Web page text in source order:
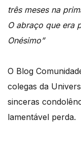
três meses na
O abraço que era
Onésimo”
O Blog
colegas da
sinceras
lamentável perda.